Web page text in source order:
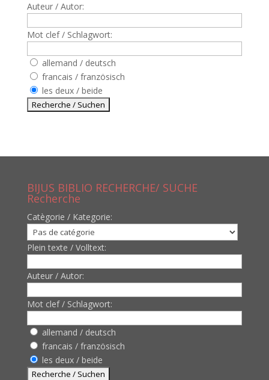
Auteur / Autor:
Mot clef / Schlagwort:
allemand / deutsch
francais / französisch
les deux / beide
BIJUS BIBLIO RECHERCHE/ SUCHE
Recherche
Catègorie / Kategorie:
Plein texte / Volltext:
Auteur / Autor:
Mot clef / Schlagwort:
allemand / deutsch
francais / französisch
les deux / beide